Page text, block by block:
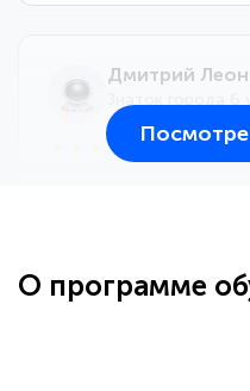
Дмитрий
большое
О программе